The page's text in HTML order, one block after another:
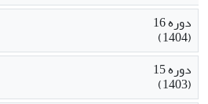
دوره 16
(1404)
دوره 15
(1403)